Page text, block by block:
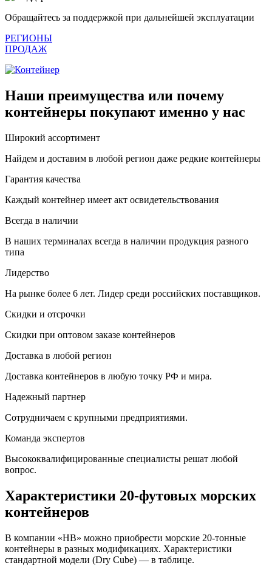
Обращайтесь за поддержкой при дальнейшей эксплуатации
РЕГИОНЫ
ПРОДАЖ
Наши преимущества или почему
контейнеры покупают именно у нас
Широкий ассортимент
Найдем и доставим в любой регион даже редкие контейнеры
Гарантия качества
Каждый контейнер имеет акт освидетельствования
Всегда в наличии
В наших терминалах всегда в наличии продукция разного
типа
Лидерство
На рынке более 6 лет. Лидер среди российских поставщиков.
Скидки и отсрочки
Скидки при оптовом заказе контейнеров
Доставка в любой регион
Доставка контейнеров в любую точку РФ и мира.
Надежный партнер
Сотрудничаем с крупными предприятиями.
Команда экспертов
Высококвалифицированные специалисты решат любой
вопрос.
Характеристики 20-футовых морских
контейнеров
В компании «HB» можно приобрести морские 20-тонные
контейнеры в разных модификациях. Характеристики
стандартной модели (Dry Cube) — в таблице.